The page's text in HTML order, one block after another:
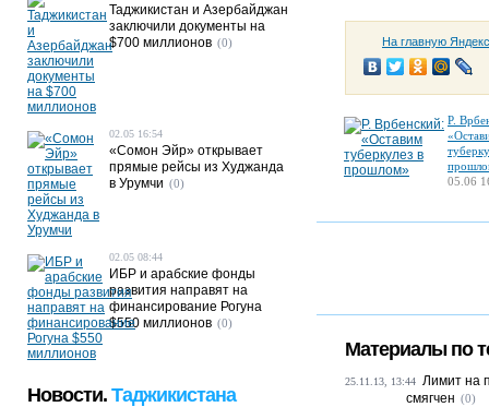
На главную
Р.
05.06
Материалы по
25.11.13, 13:44 Лимит на
смягчен (0)
Таджикистан и Азербайджан
заключили документы на
$700 миллионов (0)
02.05 16:54
«Сомон Эйр» открывает
прямые рейсы из Худжанда
в Урумчи (0)
02.05 08:44
ИБР и арабские фонды
развития направят на
финансирование Рогуна
$550 миллионов (0)
Новости. Таджикистана